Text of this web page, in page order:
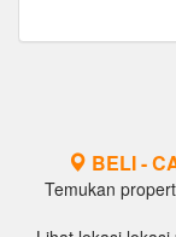
BELI -
Temukan